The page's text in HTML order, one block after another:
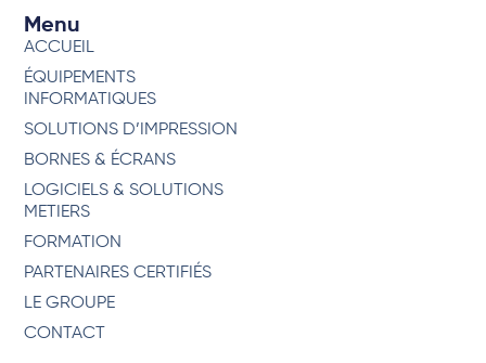
Menu
ACCUEIL
ÉQUIPEMENTS
INFORMATIQUES
SOLUTIONS D’IMPRESSION
BORNES & ÉCRANS
LOGICIELS & SOLUTIONS
METIERS
FORMATION
PARTENAIRES CERTIFIÉS
LE GROUPE
CONTACT